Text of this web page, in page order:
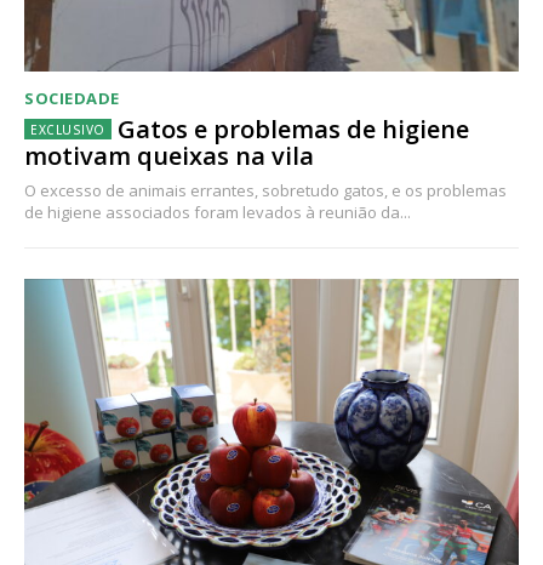
SOCIEDADE
Gatos e problemas de higiene
motivam queixas na vila
O excesso de animais errantes, sobretudo gatos, e os problemas
de higiene associados foram levados à reunião da...